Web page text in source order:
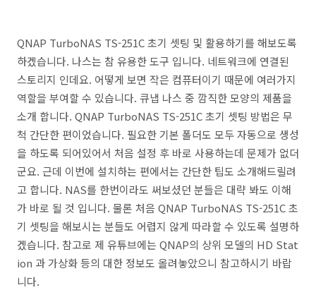
QNAP TurboNAS TS-251C 초기 셋팅 및 활용하기를 해보도록
하겠습니다. 나스는 참 유용한 도구 입니다. 네트워크에 연결된
스토리지 인데요. 어떻게 보면 작은 컴퓨터이기 때문에 여러가지
역할을 부여할 수 있습니다. 큐냅 나스 중 깜직한 모양의 제품을
소개 합니다. QNAP TurboNAS TS-251C 초기 셋팅 방법은 무
척 간단한 편이었습니다. 필요한 기본 폴더도 모두 자동으로 생성
을 하도록 되어있어서 처음 설정 후 바로 사용하는데 문제가 없더
군요. 근데 이번에 설치하는 편에서는 간단한 팁도 소개해드릴려
고 합니다. NAS를 한번이라도 써보셨던 분들은 대략 봐도 이해
가 바로 될 것 입니다. 물론 처음 QNAP TurboNAS TS-251C 초
기 셋팅을 해보시는 분들도 어렵지 않게 따라할 수 있도록 설명하
겠습니다. 참고로 제 유튜브에는 QNAP의 상위 모델의 HD Stat
ion 과 가상화 등의 대한 정보도 올려놓았으니 참고하시기 바랍
니다.